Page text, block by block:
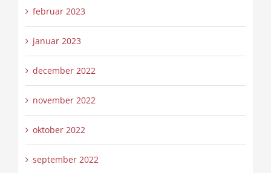
februar 2023
januar 2023
december 2022
november 2022
oktober 2022
september 2022